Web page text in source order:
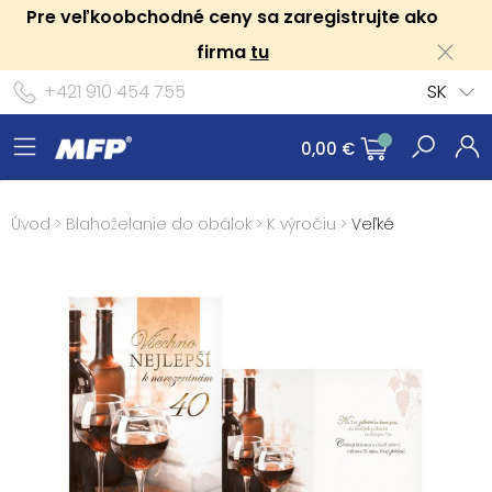
Pre veľkoobchodné ceny sa zaregistrujte ako
firma tu
+421 910 454 755
SK
0,00 €
Úvod > Blahoželanie do obálok > K výročiu > Veľké